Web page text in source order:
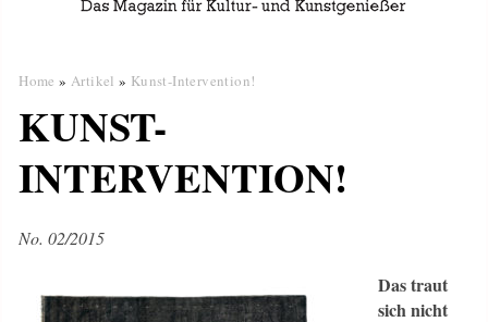
Home » Artikel » Kunst-Intervention!
KUNST-
INTERVENTION!
No. 02/2015
Das traut
sich nicht